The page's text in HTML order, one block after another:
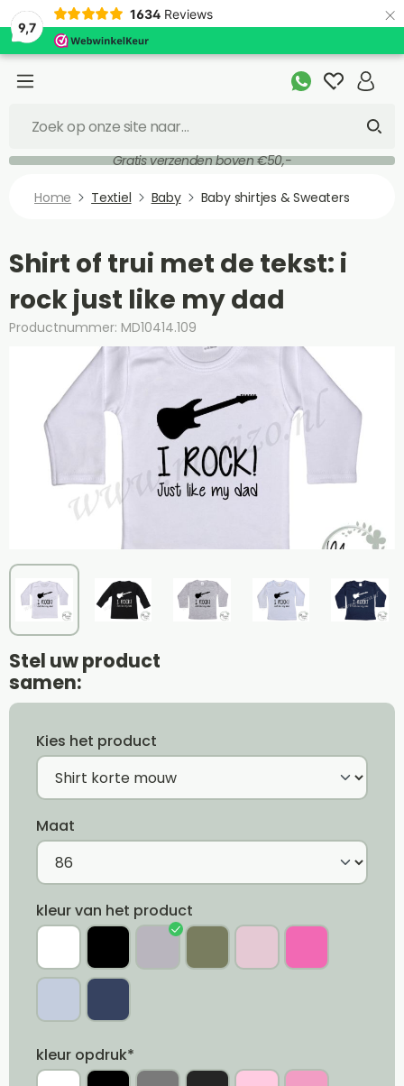
9,7
1634 Reviews ×
Gratis verzenden boven €50,-
Home Textiel Baby Baby shirtjes & Sweaters
Shirt of trui met de tekst: i
rock just like my dad
Productnummer: MD10414.109
Stel uw product
samen:
Kies het product
Maat
kleur van het product
kleur opdruk*